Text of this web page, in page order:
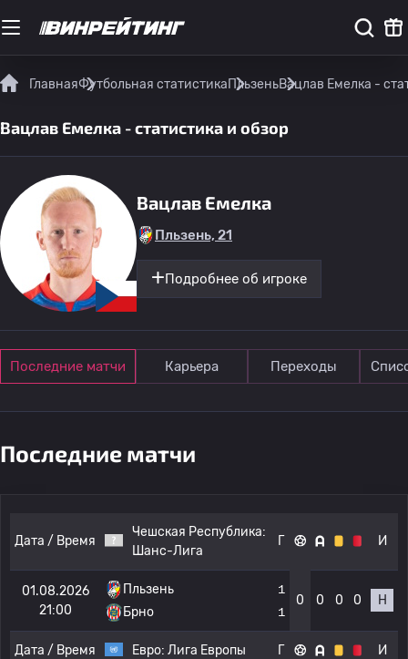
ГлавнаяФутбольная статистикаПльзеньВацлав Емелка -
Вацлав Емелка - статистика и обзор
Вацлав Емелка
Пльзень, 21
Подробнее об игроке
Последние матчи Карьера Переходы
Последние матчи
Дата / Время
Чешская Республика:
Шанс-Лига
Г И
01.08.2026
21:00
Пльзень
Брно
1
1
0 0 0 0 Н
Дата / Время Евро: Лига Европы Г И